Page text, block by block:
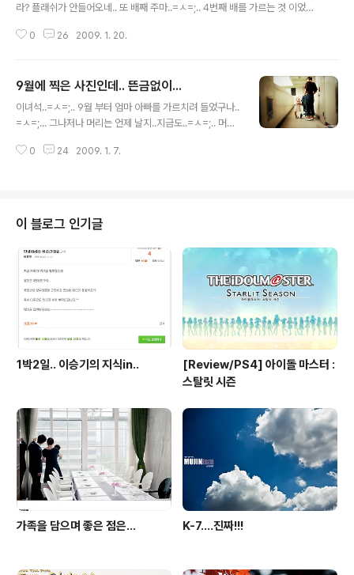
라? 플래쉬가 안들어오네.. 또 배째 주마..=ㅅ=;.. 4번째 배를 가르는 것 이었군
것 덕에 케이스에 큰 상처가 ..=ㅅ=;) 그리고 열심히 작업 중..=ㅅ=;.. 그러다가,
플래쉬가 안터지니 당연한 결과였죠..(억지로 터트리는 법을 몰랐으니...=ㅅ=;..
강제 발광을 할 줄 알았으면 그정도 상황 까지는 안갔을텐데요..흑...) 플래쉬를
올려 놔야만 분해가 가능했으니 풀 충전..
0 26 2009. 1. 20.
9월에 찍은 사진인데.. 뜬금없이...
이녀석..=ㅅ=;.. 9월 부터 엄마 아빠를 가르치려 들었구나..
=ㅅ=;... 그나저나 머리는 언제 날지..지금도..=ㅅ=;.. 머리
는 우리 정민이..ㅎㅎ 새벽에 작업하다가 이녀석 사진에 웃
확실히 pentax MZ-3와 40mm리밋의 조합으로 풀프레
임 샷은.. 완벽하다랄까..=ㅅ=;.. 50mm가 사람눈과 같은
화각으로 보여주는 반면 40mm어라 조금 시원한.. 둘러
보는 느낌.. 그래서 인지 40mm 풀프레임 사진 같은경우
는 둘러 보는 기분이다..^^;....
0 24 2009. 1. 7.
이 블로그 인기글
1박2일.. 이승기의 지식in..
[Review/PS4] 아이돌 마스터 :
스탈릿 시즌
가족을 담으며 좋은 점은... K-7....진짜!!!